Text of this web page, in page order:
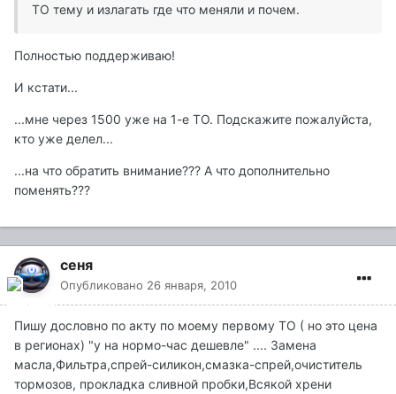
ТО тему и излагать где что меняли и почем.
Полностью поддерживаю!
И кстати...
...мне через 1500 уже на 1-е ТО. Подскажите пожалуйста,
кто уже делел...
...на что обратить внимание??? А что дополнительно
поменять???
сеня
Опубликовано 26 января, 2010
Пишу дословно по акту по моему первому ТО ( но это цена
в регионах) "у на нормо-час дешевле" .... Замена
масла,Фильтра,спрей-силикон,смазка-спрей,очиститель
тормозов, прокладка сливной пробки,Всякой хрени